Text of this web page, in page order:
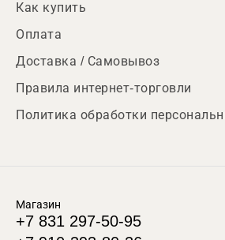
Как купить
Оплата
Доставка / Самовывоз
Правила интернет-торговли
Политика обработки
Магазин
+7 831 297-50-95